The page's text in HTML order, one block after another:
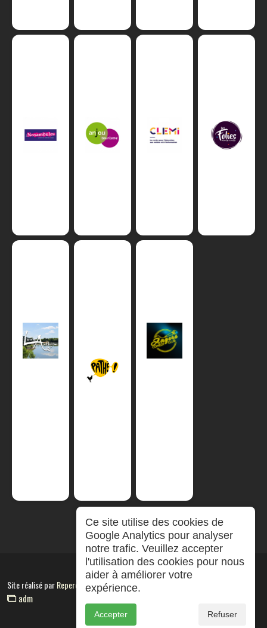
Site réalisé parRepereCom
adm
Ce site utilise des cookies de
Google Analytics pour analyser
notre trafic. Veuillez accepter
l'utilisation des cookies pour nous
aider à améliorer votre
expérience.
Accepter Refuser